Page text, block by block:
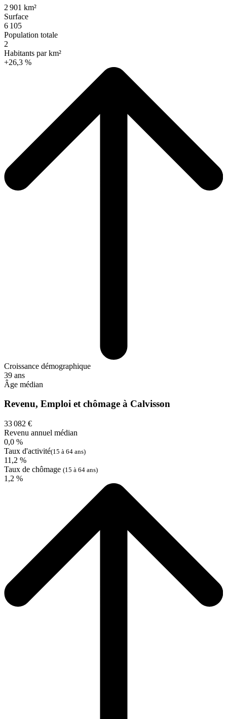
2 901 km²
Surface
6 105
Population totale
2
Habitants par km²
+26,3 %
Croissance démographique
39 ans
Âge médian
Revenu, Emploi et chômage à Calvisson
33 082 €
Revenu annuel médian
0,0 %
Taux d'activité(15 à 64 ans)
11,2 %
Taux de chômage (15 à 64 ans)
1,2 %